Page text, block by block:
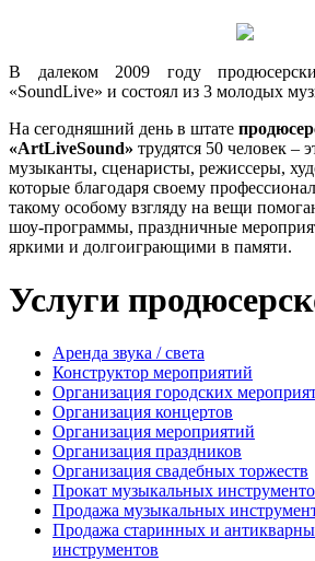
В далеком 2009 году
«SoundLive» и состоял из 3 молодых
На сегодняшний день в штате
«ArtLiveSound» трудятся 50 человек –
музыканты, сценаристы, режиссеры,
которые благодаря своему
такому особому взгляду на вещи
шоу-программы, праздничные
яркими и долгоиграющими в памяти.
Услуги
Аренда звука / света
Конструктор мероприятий
Организация городских
Организация концертов
Организация мероприятий
Организация праздников
Организация свадебных торжеств
Прокат музыкальных
Продажа музыкальных
Продажа старинных и
инструментов